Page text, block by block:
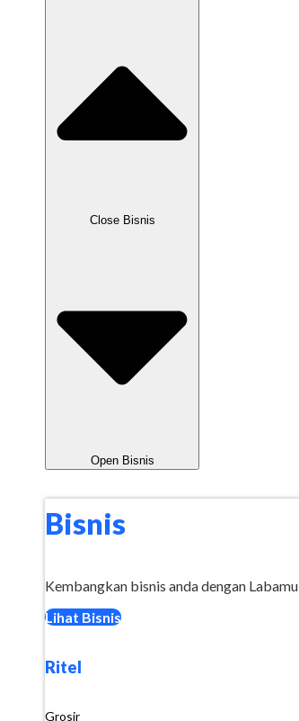
Close Bisnis
Open Bisnis
Bisnis
Kembangkan bisnis anda dengan Labamu
Lihat Bisnis
Ritel
Grosir